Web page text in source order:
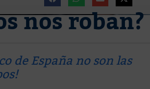
nos roban?
de España no son las